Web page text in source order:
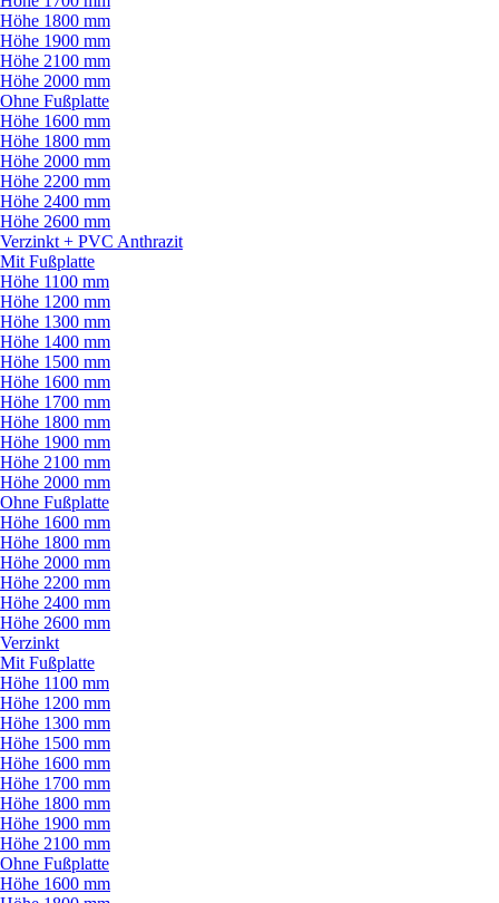
Höhe 1800 mm
Höhe 1900 mm
Höhe 2100 mm
Höhe 2000 mm
Ohne Fußplatte
Höhe 1600 mm
Höhe 1800 mm
Höhe 2000 mm
Höhe 2200 mm
Höhe 2400 mm
Höhe 2600 mm
Verzinkt + PVC Anthrazit
Mit Fußplatte
Höhe 1100 mm
Höhe 1200 mm
Höhe 1300 mm
Höhe 1400 mm
Höhe 1500 mm
Höhe 1600 mm
Höhe 1700 mm
Höhe 1800 mm
Höhe 1900 mm
Höhe 2100 mm
Höhe 2000 mm
Ohne Fußplatte
Höhe 1600 mm
Höhe 1800 mm
Höhe 2000 mm
Höhe 2200 mm
Höhe 2400 mm
Höhe 2600 mm
Verzinkt
Mit Fußplatte
Höhe 1100 mm
Höhe 1200 mm
Höhe 1300 mm
Höhe 1500 mm
Höhe 1600 mm
Höhe 1700 mm
Höhe 1800 mm
Höhe 1900 mm
Höhe 2100 mm
Ohne Fußplatte
Höhe 1600 mm